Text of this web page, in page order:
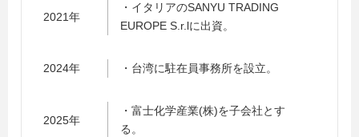
2021年
・イタリアのSANYU TRADING
EUROPE S.r.lに出資。
2024年 ・台湾に駐在員事務所を設立。
2025年
・富士化学産業(株)を子会社とす
る。